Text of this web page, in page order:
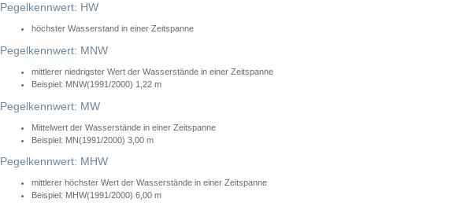
Pegelkennwert: HW
höchster Wasserstand in einer Zeitspanne
Pegelkennwert: MNW
mittlerer niedrigster Wert der Wasserstände in einer Zeitspanne
Beispiel: MNW(1991/2000) 1,22 m
Pegelkennwert: MW
Mittelwert der Wasserstände in einer Zeitspanne
Beispiel: MN(1991/2000) 3,00 m
Pegelkennwert: MHW
mittlerer höchster Wert der Wasserstände in einer Zeitspanne
Beispiel: MHW(1991/2000) 6,00 m